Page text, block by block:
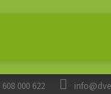
000 622